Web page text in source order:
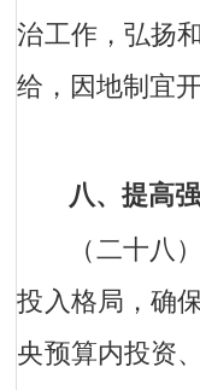
治工作，弘扬
给，因地制宜
八、提高
（二十八
投入格局，确
央预算内投资